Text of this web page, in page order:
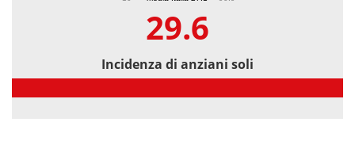
29.6
Incidenza di anziani soli